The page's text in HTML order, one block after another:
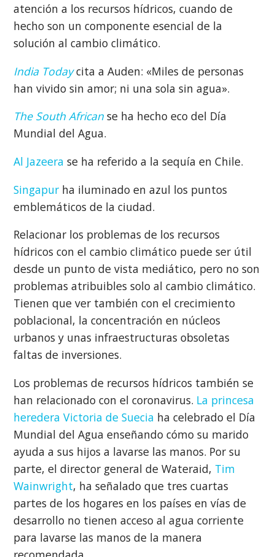
atención a los recursos hídricos, cuando de
hecho son un componente esencial de la
solución al cambio climático.
India Todaycita a Auden: «Miles de personas
han vivido sin amor; ni una sola sin agua».
The South African se ha hecho eco del Día
Mundial del Agua.
Al Jazeera se ha referido a la sequía en Chile.
Singapur ha iluminado en azul los puntos
emblemáticos de la ciudad.
Relacionar los problemas de los recursos
hídricos con el cambio climático puede ser útil
desde un punto de vista mediático, pero no son
problemas atribuibles solo al cambio climático.
Tienen que ver también con el crecimiento
poblacional, la concentración en núcleos
urbanos y unas infraestructuras obsoletas
faltas de inversiones.
Los problemas de recursos hídricos también se
han relacionado con el coronavirus. La princesa
heredera Victoria de Suecia ha celebrado el Día
Mundial del Agua enseñando cómo su marido
ayuda a sus hijos a lavarse las manos. Por su
parte, el director general de Wateraid, Tim
Wainwright, ha señalado que tres cuartas
partes de los hogares en los países en vías de
desarrollo no tienen acceso al agua corriente
para lavarse las manos de la manera